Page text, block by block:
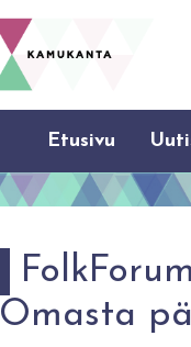
Etusivu
Omasta